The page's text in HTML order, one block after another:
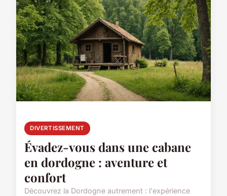
DIVERTISSEMENT
Évadez-vous dans une cabane
en dordogne : aventure et
confort
Découvrez la Dordogne autrement : l'expérience